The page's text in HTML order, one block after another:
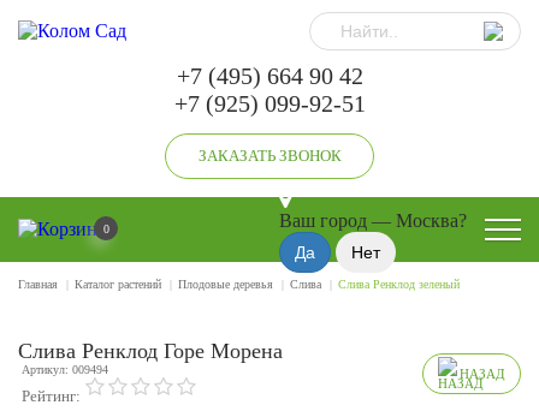
+7 (495) 664 90 42
+7 (925) 099-92-51
ЗАКАЗАТЬ ЗВОНОК
0 Ваш город — Москва?
Главная Каталог растений Плодовые деревья Слива Слива Ренклод зеленый
Слива Ренклод Горе Морена
Артикул: 009494
Рейтинг:
НАЗАД